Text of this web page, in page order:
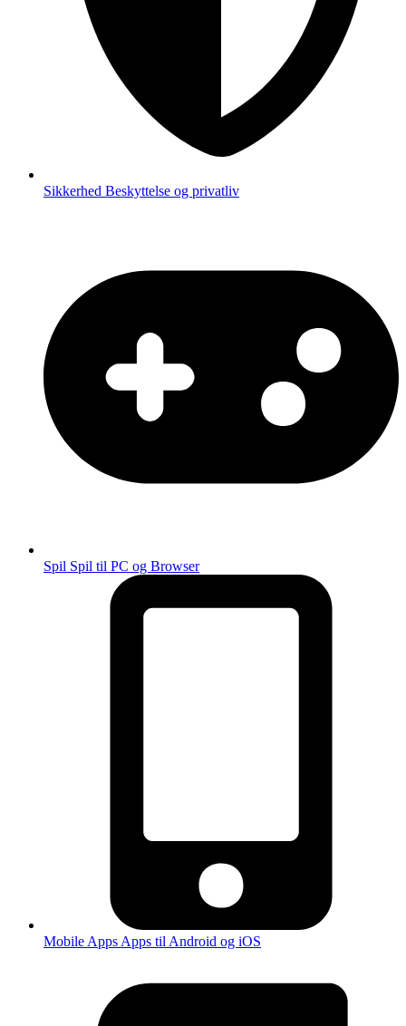
Sikkerhed Beskyttelse og privatliv
Spil Spil til PC og Browser
Mobile Apps Apps til Android og iOS